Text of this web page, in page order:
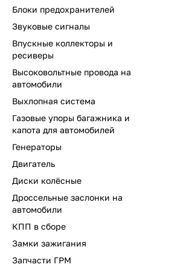
Блоки предохранителей
Звуковые сигналы
Впускные коллекторы и
ресиверы
Высоковольтные провода на
автомобили
Выхлопная система
Газовые упоры багажника и
капота для автомобилей
Генераторы
Двигатель
Диски колёсные
Дроссельные заслонки на
автомобили
КПП в сборе
Замки зажигания
Запчасти ГРМ